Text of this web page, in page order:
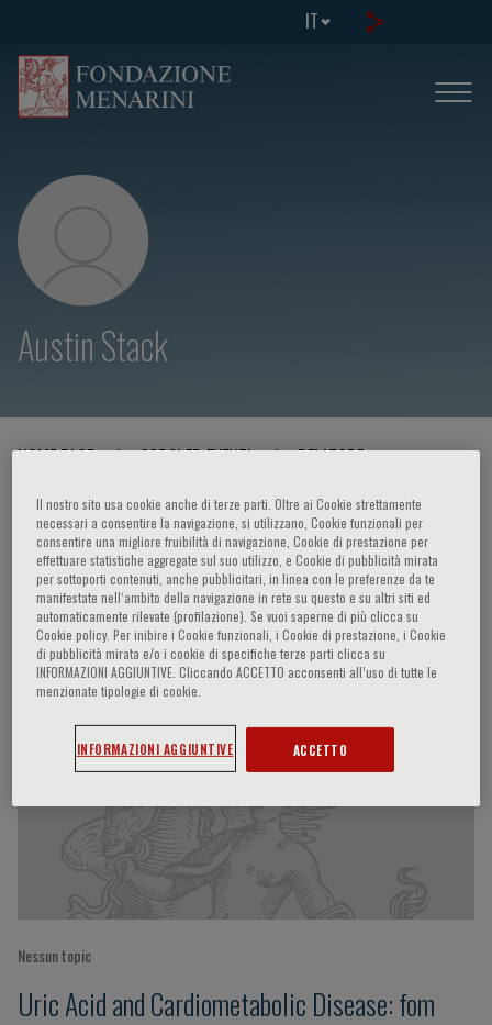
IT
Austin Stack
HOME PAGE / CORSI ED EVENTI / RELATORE
Austin Stack
Partecipazioni del relatore
Nessun topic
Uric Acid and Cardiometabolic Disease: fom
Il nostro sito usa cookie anche di terze parti. Oltre ai Cookie strettamente
necessari a consentire la navigazione, si utilizzano, Cookie funzionali per
consentire una migliore fruibilità di navigazione, Cookie di prestazione per
effettuare statistiche aggregate sul suo utilizzo, e Cookie di pubblicità mirata
per sottoporti contenuti, anche pubblicitari, in linea con le preferenze da te
manifestate nell‘ambito della navigazione in rete su questo e su altri siti ed
automaticamente rilevate (profilazione). Se vuoi saperne di più clicca su
Cookie policy. Per inibire i Cookie funzionali, i Cookie di prestazione, i Cookie
di pubblicità mirata e/o i cookie di specifiche terze parti clicca su
INFORMAZIONI AGGIUNTIVE. Cliccando ACCETTO acconsenti all’uso di tutte le
menzionate tipologie di cookie.
INFORMAZIONI AGGIUNTIVE ACCETTO